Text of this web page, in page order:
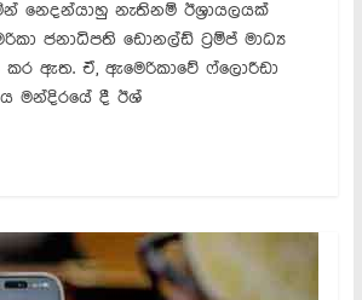
නෙදන්යාහු නැතිනම් ඊශ්‍රායලයක්
ජනාධිපති ඩොනල්ඩ් ට්‍රම්ප් මාධ්‍ය
කර ඇත. ඒ, ඇමෙරිකාවේ ෆ්ලොරීඩා
මන්දිරයේ දී ඊශ්